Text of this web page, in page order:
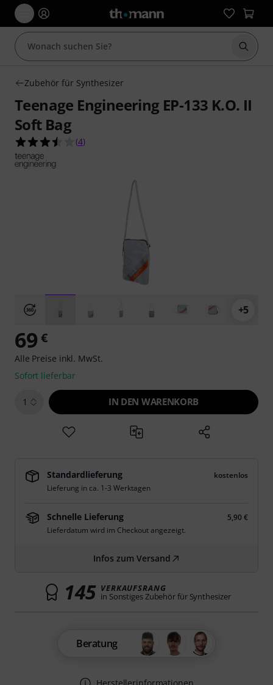
Suche
Zubehör für Synthesizer
Teenage Engineering EP-133 K.O. II
Soft Bag
3.5 von 5 Sternen aus 4 Kundenbewertungen
(4)
+5
69 €
Alle Preise inkl. MwSt.
Sofort lieferbar
1 IN DEN WARENKORB
Standardlieferung
kostenlos
Lieferung in ca. 1-3 Werktagen
Schnelle Lieferung
5,90 €
Lieferdatum wird im Checkout angezeigt.
Infos zum Versand
145 VERKAUFSRANG
in Sonstiges Zubehör für Synthesizer
Beratung